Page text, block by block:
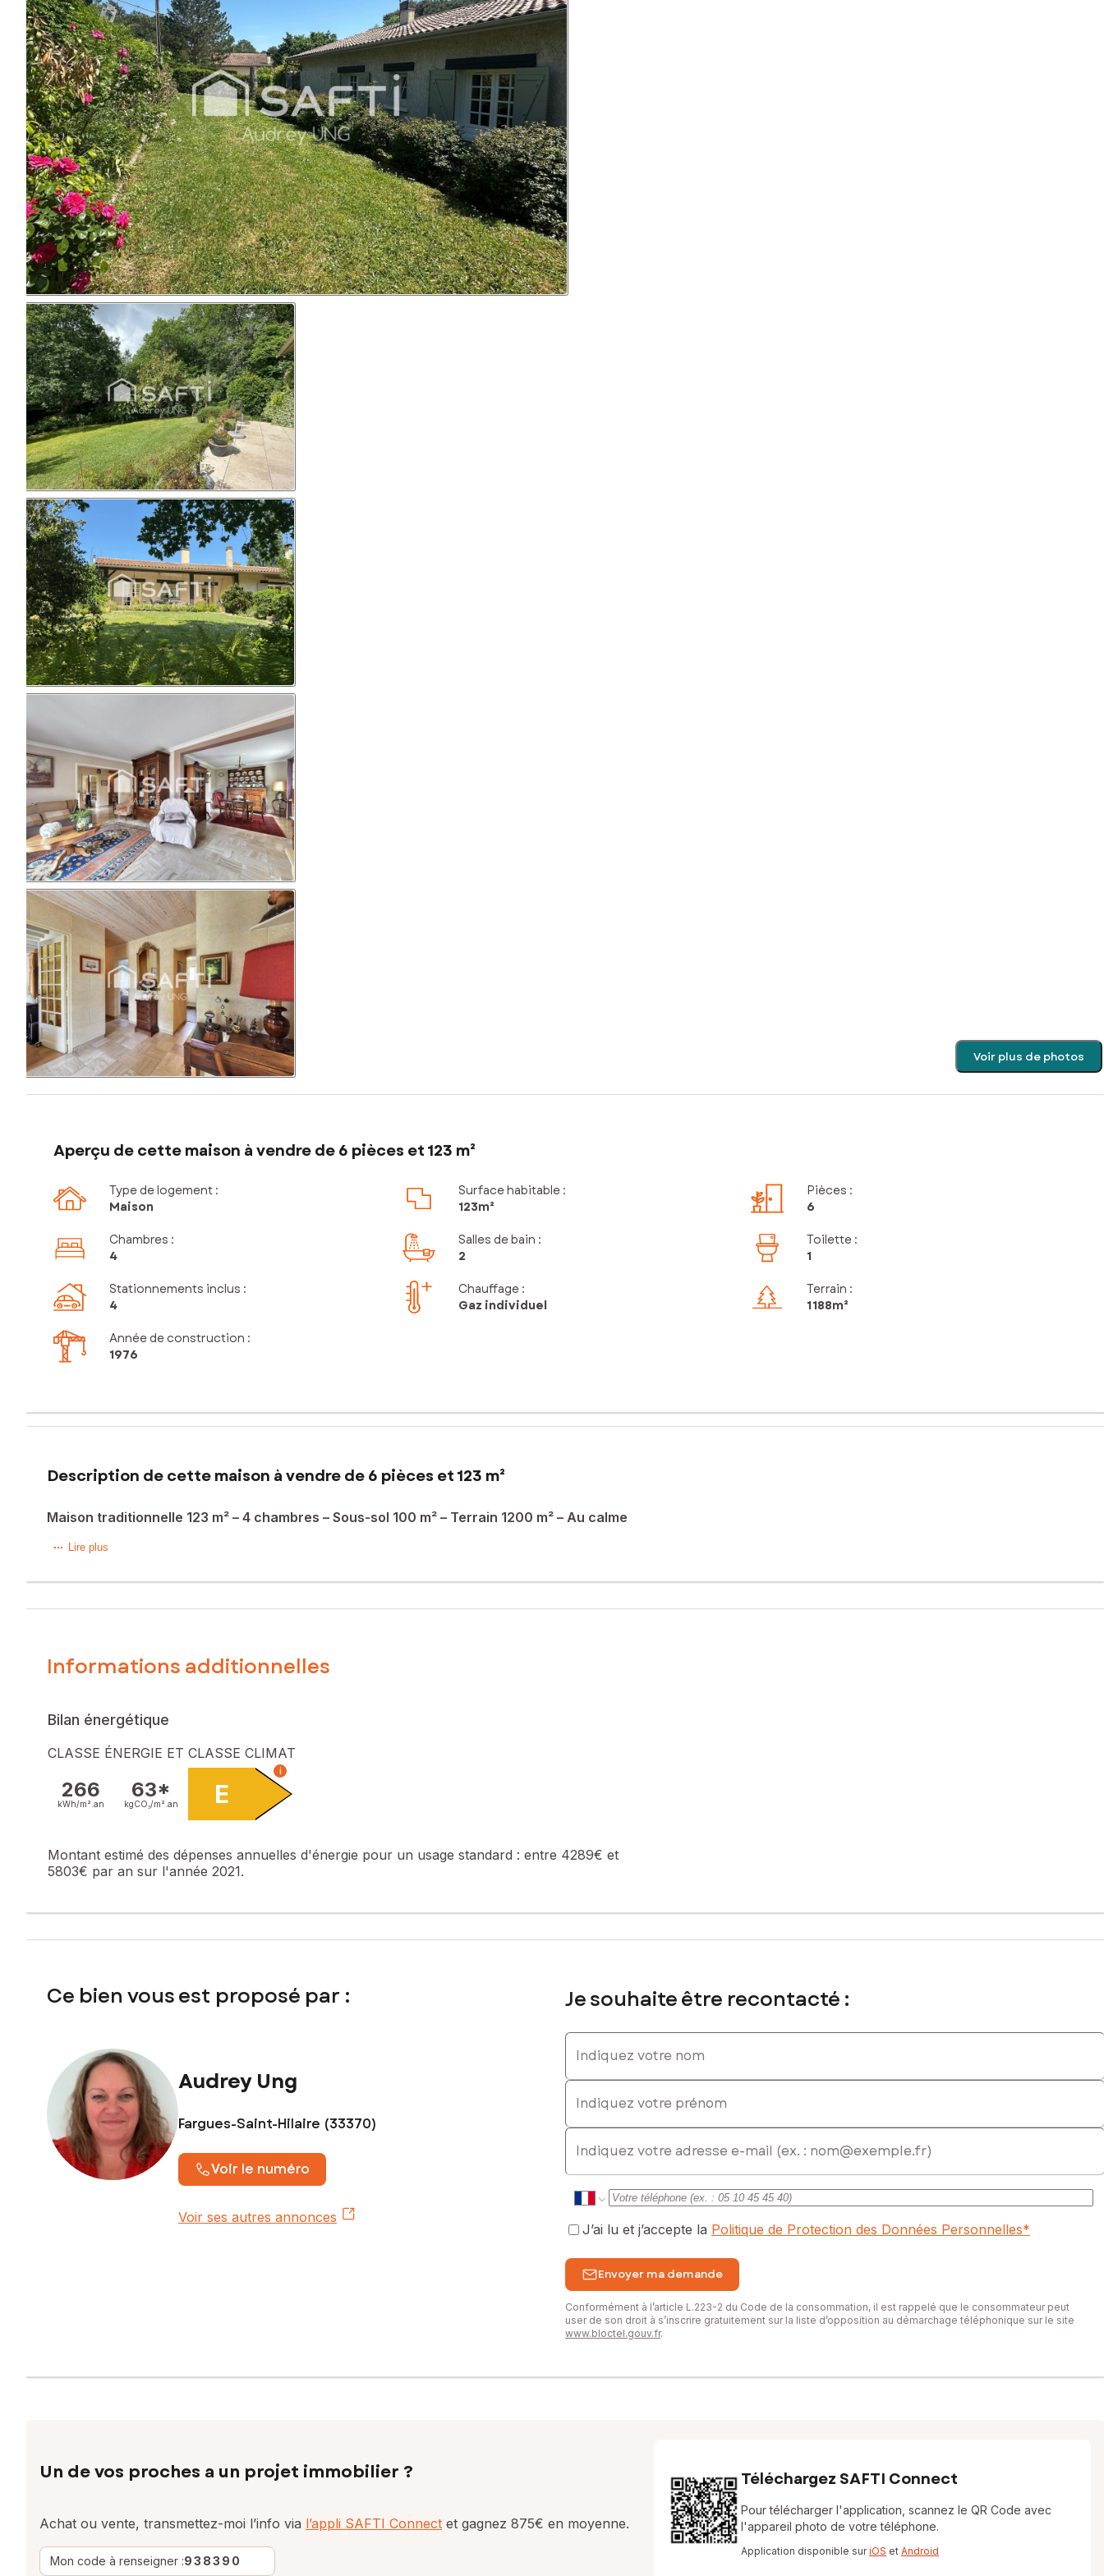
Voir plus de photos
Aperçu de cette maison à vendre de 6 pièces et 123 m²
Type de logement :
Maison
Surface habitable :
123m²
Pièces :
6
Chambres :
4
Salles de bain :
2
Toilette :
1
Stationnements inclus :
4
Chauffage :
Gaz individuel
Terrain :
1 188m²
Année de construction :
1976
Description de cette maison à vendre de 6 pièces et 123 m²
Maison traditionnelle 123 m² – 4 chambres – Sous-sol 100 m² – Terrain 1200 m² – Au calme
Dans un environnement très calme et bucolique, au fond d’une impasse, venez découvrir cette maison traditionnelle d’environ 123 m².
Elle se compose de : d'un bel espace salon séjour, une cuisine indépendante.
En rez-de-jardin, vous disposerez d'une 4eme chambre et d'une salle d'eau.
Les atouts :
? Impasse très calme
? Environnement verdoyant et bucolique
? Sous-sol spacieux
Les informations sur les risques auxquels ce bien est exposé sont disponibles sur le site Géorisques : www.georisques.gouv.fr
Prix de vente hors honoraires d'agence : 280 000 €
Lire plus
Informations additionnelles
Bilan énergétique
CLASSE ÉNERGIE ET CLASSE CLIMAT
266
kWh/m². an
63*
kgCO₂/m². an E
i
Montant estimé des dépenses annuelles d'énergie pour un usage standard : entre 4289€ et
5803€ par an sur l'année 2021.
Ce bien vous est proposé par :
Audrey Ung
Fargues-Saint-Hilaire (33370)
Voir le numéro
Voir ses autres annonces
Je souhaite être recontacté :
Indiquez votre nom
Indiquez votre prénom
E-mail
J’ai lu et j’accepte la Politique de Protection des Données Personnelles*
Envoyer ma demande
Conformément à l’article L.223-2 du Code de la consommation, il est rappelé que le consommateur peut
user de son droit à s’inscrire gratuitement sur la liste d’opposition au démarchage téléphonique sur le site
www.bloctel.gouv.fr.
Un de vos proches a un projet immobilier ?
Achat ou vente, transmettez-moi l’info via l’appli SAFTI Connect et gagnez 875€ en moyenne.
Mon code à renseigner :938390
Téléchargez SAFTI Connect
Pour télécharger l'application, scannez le QR Code avec
l'appareil photo de votre téléphone.
Application disponible suriOS et Android